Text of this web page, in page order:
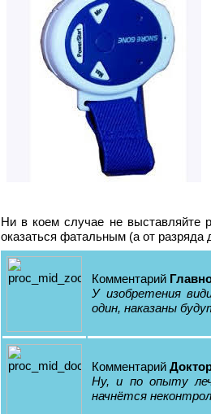
Ни в коем случае не выставляйте
оказаться фатальным (а от разряда
Комментарий
У изобретения
один, наказаны
Комментарий
Ну, и по опыту
начнётся